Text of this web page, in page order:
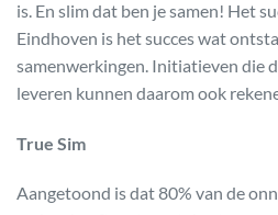
is. En slim dat ben je samen! Het
Eindhoven is het succes wat
samenwerkingen. Initiatieven die
leveren kunnen daarom ook
True Sim
Aangetoond is dat 80% van de